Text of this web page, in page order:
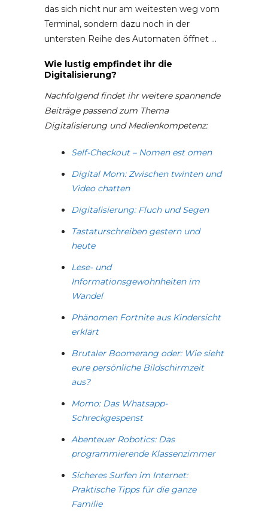
das sich nicht nur am weitesten weg vom
Terminal, sondern dazu noch in der
untersten Reihe des Automaten öffnet …
Wie lustig empfindet ihr die
Digitalisierung?
Nachfolgend findet ihr weitere spannende
Beiträge passend zum Thema
Digitalisierung und Medienkompetenz:
Self-Checkout – Nomen est omen
Digital Mom: Zwischen twinten und
Video chatten
Digitalisierung: Fluch und Segen
Tastaturschreiben gestern und
heute
Lese- und
Informationsgewohnheiten im
Wandel
Phänomen Fortnite aus Kindersicht
erklärt
Brutaler Boomerang oder: Wie sieht
eure persönliche Bildschirmzeit
aus?
Momo: Das Whatsapp-
Schreckgespenst
Abenteuer Robotics: Das
programmierende Klassenzimmer
Sicheres Surfen im Internet:
Praktische Tipps für die ganze
Familie